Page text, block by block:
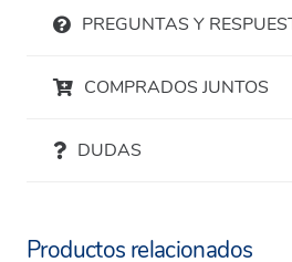
PREGUNTAS Y
COMPRADOS JUNTOS
DUDAS
Productos relacionados